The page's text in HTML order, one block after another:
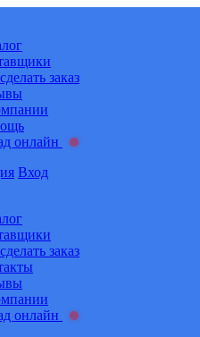
заказ
онлайн
Вход
заказ
онлайн